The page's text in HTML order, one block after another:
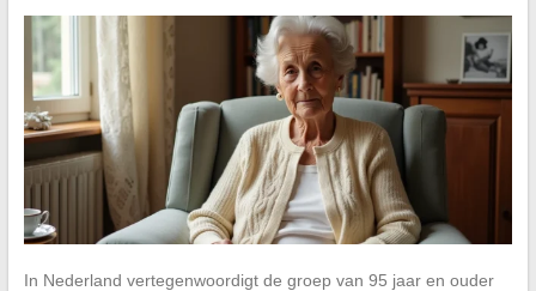
In Nederland vertegenwoordigt de groep van 95 jaar en ouder